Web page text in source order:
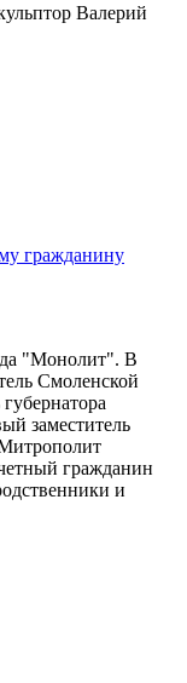
Валерий
гражданину
"Монолит". В
Смоленской
заместитель
гражданин
и